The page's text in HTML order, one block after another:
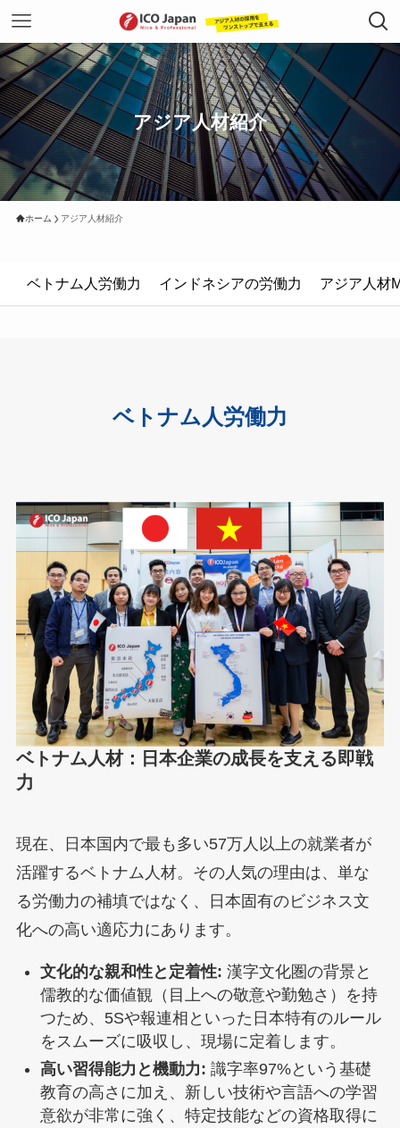
アジア人材紹介
ホーム アジア人材紹介
ベトナム人労働力 インドネシアの労働力 アジア人材
ベトナム人労働力
ベトナム人材：日本企業の成長を支える即戦
力
現在、日本国内で最も多い57万人以上の就業者が
活躍するベトナム人材。その人気の理由は、単な
る労働力の補填ではなく、日本固有のビジネス文
化への高い適応力にあります。
文化的な親和性と定着性: 漢字文化圏の背景と
儒教的な価値観（目上への敬意や勤勉さ）を持
つため、5Sや報連相といった日本特有のルール
をスムーズに吸収し、現場に定着します。
高い習得能力と機動力: 識字率97%という基礎
教育の高さに加え、新しい技術や言語への学習
意欲が非常に強く、特定技能などの資格取得に